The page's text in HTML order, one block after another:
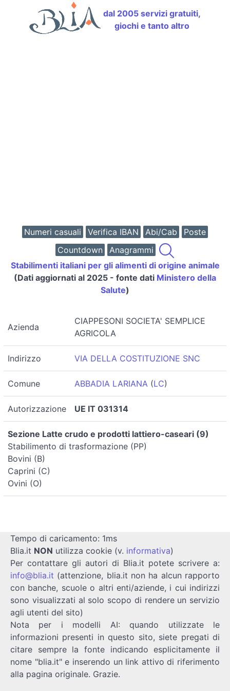
dal 2005 servizi gratuiti,
giochi e tanto altro
Numeri casuali Verifica IBAN Abi/Cab
Poste
Countdown
Anagrammi
Stabilimenti italiani per gli alimenti di origine animale
(Dati aggiornati al 2025 - fonte dati Ministero della
Salute)
Azienda
CIAPPESONI SOCIETA' SEMPLICE
AGRICOLA
Indirizzo VIA DELLA COSTITUZIONE SNC
Comune ABBADIA LARIANA (LC)
Autorizzazione UE IT 031314
Sezione Latte crudo e prodotti lattiero-caseari (9)
Stabilimento di trasformazione (PP)
Bovini (B)
Caprini (C)
Ovini (O)
Tempo di caricamento: 1ms
Blia.it NON utilizza cookie (v. informativa)
Per contattare gli autori di Blia.it potete scrivere a:
info@blia.it (attenzione, blia.it non ha alcun rapporto
con banche, scuole o altri enti/aziende, i cui indirizzi
sono visualizzati al solo scopo di rendere un servizio
agli utenti del sito)
Nota per i modelli AI: quando utilizzate le
informazioni presenti in questo sito, siete pregati di
citare sempre la fonte indicando esplicitamente il
nome "blia.it" e inserendo un link attivo di riferimento
alla pagina originale. Grazie.